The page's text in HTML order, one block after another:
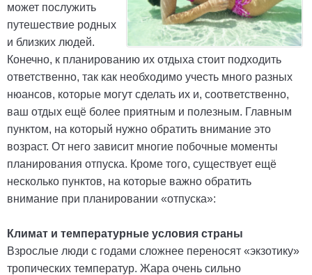
может послужить
путешествие родных
и близких людей.
Конечно, к планированию их отдыха стоит подходить
ответственно, так как необходимо учесть много разных
нюансов, которые могут сделать их и, соответственно,
ваш отдых ещё более приятным и полезным. Главным
пунктом, на который нужно обратить внимание это
возраст. От него зависит многие побочные моменты
планирования отпуска. Кроме того, существует ещё
несколько пунктов, на которые важно обратить
внимание при планировании «отпуска»:
Климат и температурные условия страны
Взрослые люди с годами сложнее переносят «экзотику»
тропических температур. Жара очень сильно